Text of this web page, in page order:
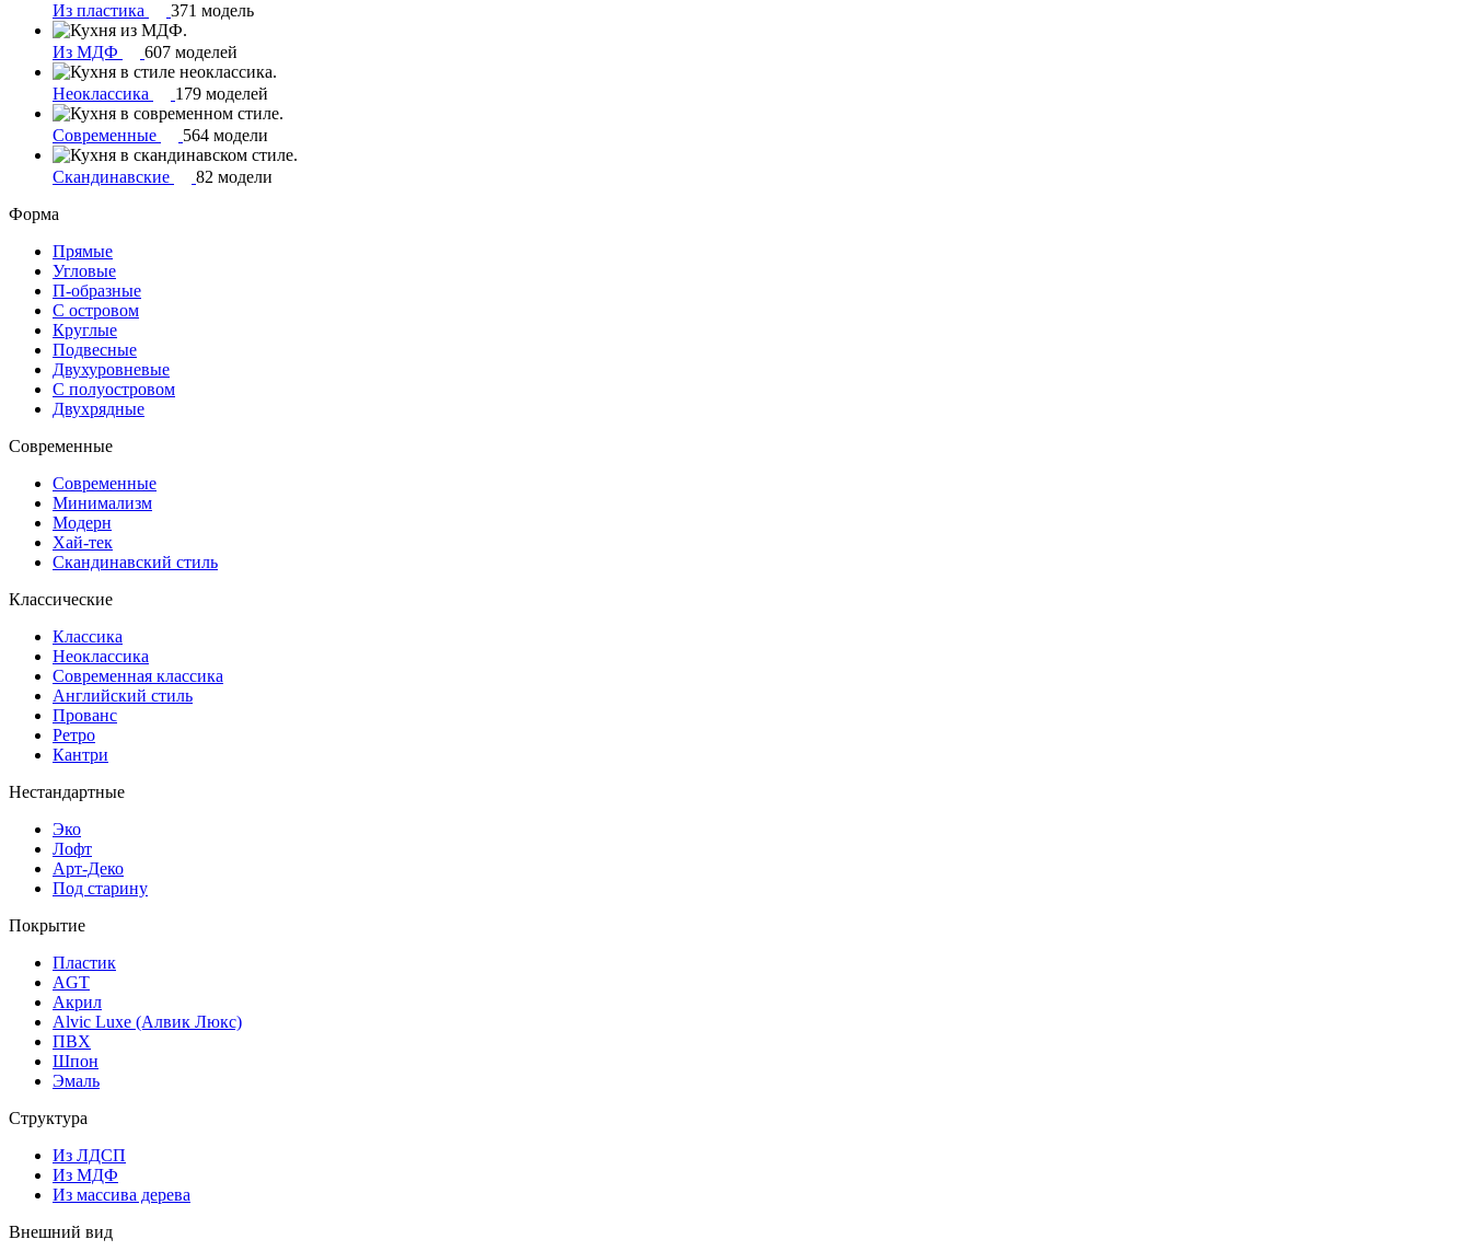
Из пластика 371 модель
Из МДФ 607 моделей
Неоклассика 179 моделей
Современные 564 модели
Скандинавские
82 модели
Форма
Прямые
Угловые
П-образные
С островом
Круглые
Подвесные
Двухуровневые
С полуостровом
Двухрядные
Современные
Современные
Минимализм
Модерн
Хай-тек
Скандинавский стиль
Классические
Классика
Неоклассика
Современная классика
Английский стиль
Прованс
Ретро
Кантри
Нестандартные
Эко
Лофт
Арт-Деко
Под старину
Покрытие
Пластик
AGT
Акрил
Alvic Luxe (Алвик Люкс)
ПВХ
Шпон
Эмаль
Структура
Из ЛДСП
Из МДФ
Из массива дерева
Внешний вид